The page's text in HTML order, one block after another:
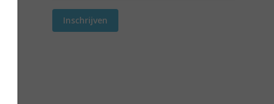
Inschrijven